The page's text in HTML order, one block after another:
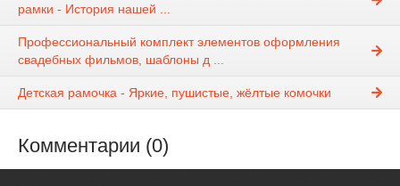
рамки - История нашей ...
Профессиональный комплект элементов оформления
свадебных фильмов, шаблоны д ...
Детская рамочка - Яркие, пушистые, жёлтые комочки
Комментарии (0)